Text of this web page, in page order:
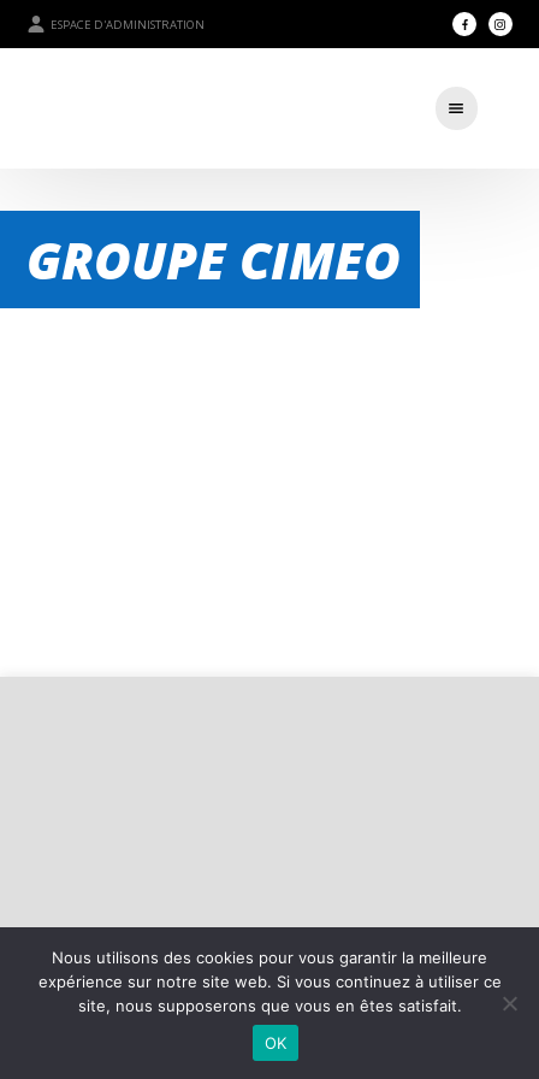
ESPACE D'ADMINISTRATION
GROUPE CIMEO
2026 - Baie d'Armor Handball Plérin-Saint Brieuc | Site internet
réalisé par
MENTIONS LÉGALES
Nous utilisons des cookies pour vous garantir la meilleure
expérience sur notre site web. Si vous continuez à utiliser ce
site, nous supposerons que vous en êtes satisfait.
OK